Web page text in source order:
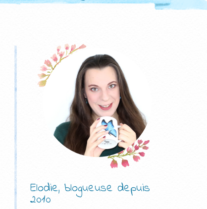
Elodie, blogueuse depuis
2010